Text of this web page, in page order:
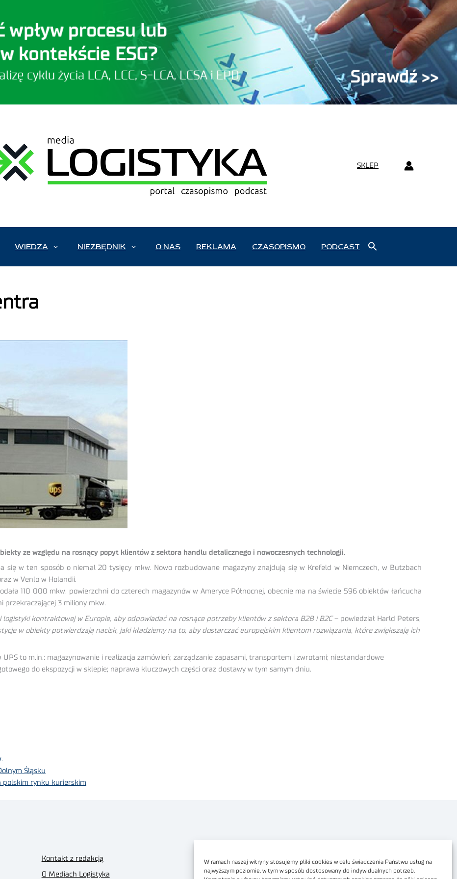
W ramach naszej witryny stosujemy pliki cookies w celu świadczenia Państwu usług na
najwyższym poziomie, w tym w sposób dostosowany do indywidualnych potrzeb.
SKLEP
WIEDZA NIEZBĘDNIK O NAS REKLAMA CZASOPISMO PODCAST
ze względu na rosnący popyt klientów z sektora handlu detalicznego i nowoczesnych technologii.
się w ten sposób o niemal 20 tysięcy mkw. Nowo rozbudowane magazyny znajdują się w Krefeld w Niemczech, w Butzbach
w Venlo w Holandii.
110 000 mkw. powierzchni do czterech magazynów w Ameryce Północnej, obecnie ma na świecie 596 obiektów łańcucha
przekraczającej 3 miliony mkw.
logistyki kontraktowej w Europie, aby odpowiadać na rosnące potrzeby klientów z sektora B2B i B2C– powiedział Harld Peters,
w obiekty potwierdzają nacisk, jaki kładziemy na to, aby dostarczać europejskim klientom rozwiązania, które zwiększają ich
to m.in.: magazynowanie i realizacja zamówień; zarządzanie zapasami, transportem i zwrotami; niestandardowe
do ekspozycji w sklepie; naprawa kluczowych części oraz dostawy w tym samym dniu.
Śląsku
polskim rynku kurierskim
Kontakt z redakcją
O Mediach Logistyka
Dostępność cyfrowa
Regulamin Portalu